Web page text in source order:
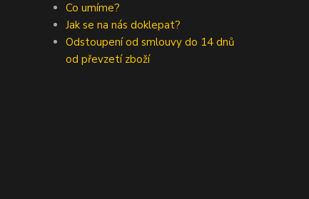
Co umíme?
Jak se na nás doklepat?
Odstoupení od smlouvy do 14 dnů
od převzetí zboží